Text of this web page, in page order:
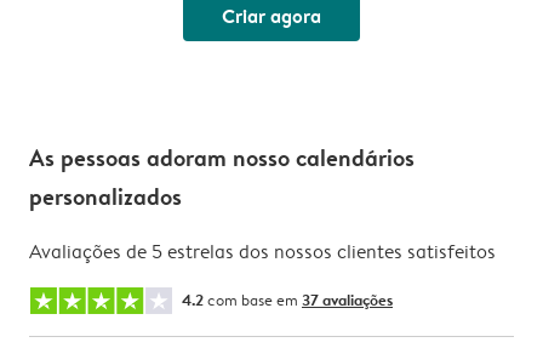
Criar agora
As pessoas adoram nosso calendários
personalizados
Avaliações de 5 estrelas dos nossos clientes satisfeitos
4.2com base em 37 avaliações